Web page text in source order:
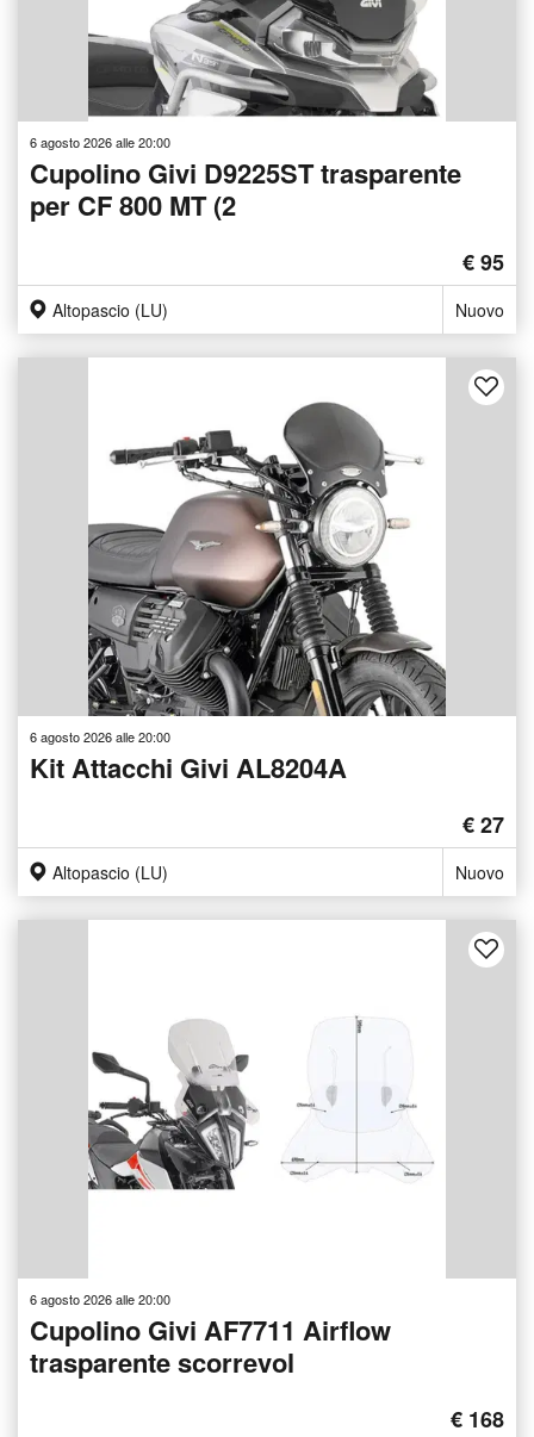
6 agosto 2026 alle 20:00
Cupolino Givi D9225ST trasparente
per CF 800 MT (2
€ 95
Altopascio (LU) Nuovo
6 agosto 2026 alle 20:00
Kit Attacchi Givi AL8204A
€ 27
Altopascio (LU) Nuovo
6 agosto 2026 alle 20:00
Cupolino Givi AF7711 Airflow
trasparente scorrevol
€ 168